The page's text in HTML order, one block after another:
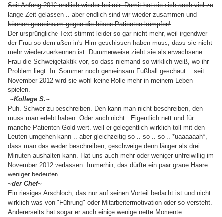
Seit Anfang 2012 endlich wieder bei mir. Damit hat sie sich auch viel zu
lange Zeit gelassen .. aber endlich sind wir wieder zusammen und
können gemeinsam gegen die bösen Patienten kämpfen!
Der ursprüngliche Text stimmt leider so gar nicht mehr, weil irgendwer
der Frau so dermaßen in's Hirn geschissen haben muss, dass sie nicht
mehr wiederzuerkennen ist. Dummerweise zieht sie als erwachsene
Frau die Schweigetaktik vor, so dass niemand so wirklich weiß, wo ihr
Problem liegt. Im Sommer noch gemeinsam Fußball geschaut .. seit
November 2012 wird sie wohl keine Rolle mehr in meinem Leben
spielen.
~Kollege S.~
Puh. Schwer zu beschreiben. Den kann man nicht beschreiben, den
muss man erlebt haben. Oder auch nicht.. Eigentlich nett und für
manche Patienten Gold wert, weil er gelegentlich wirklich toll mit den
Leuten umgehen kann .. aber gleichzeitig so .. so .. so .. *uaaaaaah*,
dass man das weder beschreiben, geschweige denn länger als drei
Minuten aushalten kann. Hat uns auch mehr oder weniger unfreiwillig im
November 2012 verlassen. Immerhin, das dürfte ein paar graue Haare
weniger bedeuten.
~der Chef~
Ein riesiges Arschloch, das nur auf seinen Vorteil bedacht ist und nicht
wirklich was von "Führung" oder Mitarbeitermotivation oder so versteht.
Andererseits hat sogar er auch einige wenige nette Momente.